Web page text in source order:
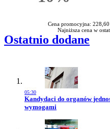
Rabatu
Cena promocyjna: 228,60
Najniższa cena w
Ostatnio dodane
05:30
Przejdź do artykułu:
Kandydaci do organów
wymogami